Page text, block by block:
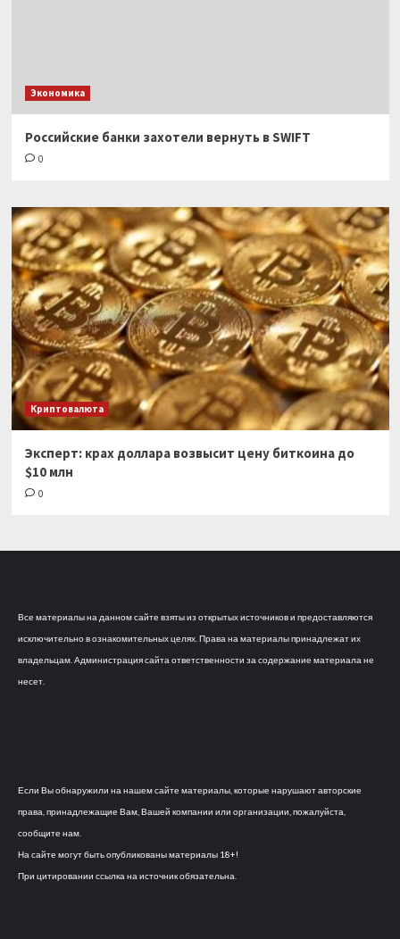
Экономика
Российские банки захотели вернуть в SWIFT
0
Криптовалюта
Эксперт: крах доллара возвысит цену биткоина до
$10 млн
0
Все материалы на данном сайте взяты из открытых источников и предоставляются
исключительно в ознакомительных целях. Права на материалы принадлежат их
владельцам. Администрация сайта ответственности за содержание материала не
несет.
Если Вы обнаружили на нашем сайте материалы, которые нарушают авторские
права, принадлежащие Вам, Вашей компании или организации, пожалуйста,
сообщите нам.
На сайте могут быть опубликованы материалы 18+!
При цитировании ссылка на источник обязательна.